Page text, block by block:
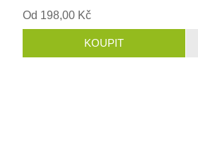
Od 198,00 Kč